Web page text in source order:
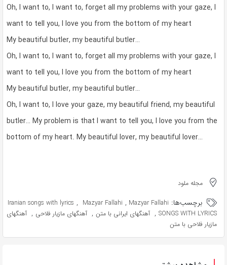
Oh, I want to, I want to, forget all my problems with your gaze, I
want to tell you, I love you from the bottom of my heart
My beautiful butler, my beautiful butler…
Oh, I want to, I want to, forget all my problems with your gaze, I
want to tell you, I love you from the bottom of my heart
My beautiful butler, my beautiful butler…
Oh, I want to, I love your gaze, my beautiful friend, my beautiful
butler… My problem is that I want to tell you, I love you from the
bottom of my heart. My beautiful lover, my beautiful lover…
مجله ملود
برچسب‌ها: Iranian songs with lyrics , Mazyar Fallahi , Mazyar Fallahi
SONGS WITH LYRICS
, آهنگهای ایرانی با متن , آهنگهای مازیار فلاحی , آهنگهای
مازیار فلاحی با متن